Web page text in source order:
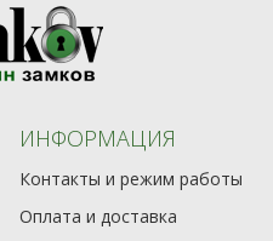
ИНФОРМАЦИЯ
Контакты и режим работы
Оплата и доставка